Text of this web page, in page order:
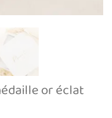
or éclat